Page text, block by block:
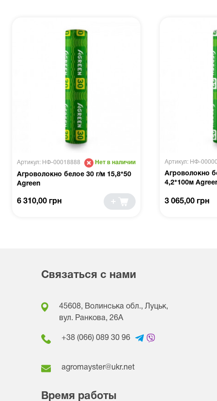
Артикул: НФ-00018888 Нет в наличии
Агроволокно белое 30 г/м 15,8*50
Agreen
6 310,00 грн
Артикул: НФ-
Агроволокно
4,2*100м
3 065,00 грн
Связаться с нами
45608, Волинська обл., Луцьк,
вул. Ранкова, 26A
+38 (066) 089 30 96
agromayster@ukr.net
Время работы